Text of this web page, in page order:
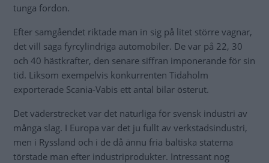
tunga fordon.
Efter samgåendet riktade man in sig på litet större vagnar,
det vill säga fyrcylindriga automobiler. De var på 22, 30
och 40 hästkrafter, den senare siffran imponerande för sin
tid. Liksom exempelvis konkurrenten Tidaholm
exporterade Scania-Vabis ett antal bilar österut.
Det väderstrecket var det naturliga för svensk industri av
många slag. I Europa var det ju fullt av verkstadsindustri,
men i Ryssland och i de då ännu fria baltiska staterna
törstade man efter industriprodukter. Intressant nog